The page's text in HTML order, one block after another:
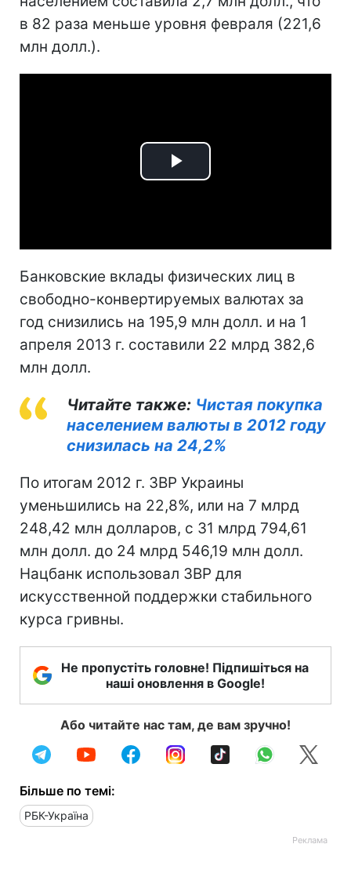
в 82 раза меньше уровня февраля (221,6
млн долл.).
Play
Банковские вклады физических лиц в
свободно-конвертируемых валютах за
год снизились на 195,9 млн долл. и на 1
апреля 2013 г. составили 22 млрд 382,6
млн долл.
Читайте также: Чистая покупка
населением валюты в 2012 году
снизилась на 24,2%
По итогам 2012 г. ЗВР Украины
уменьшились на 22,8%, или на 7 млрд
248,42 млн долларов, с 31 млрд 794,61
млн долл. до 24 млрд 546,19 млн долл.
Нацбанк использовал ЗВР для
искусственной поддержки стабильного
курса гривны.
Не пропустіть головне! Підпишіться на
наші оновлення в Google!
Або читайте нас там, де вам зручно!
Більше по темі:
РБК-Україна